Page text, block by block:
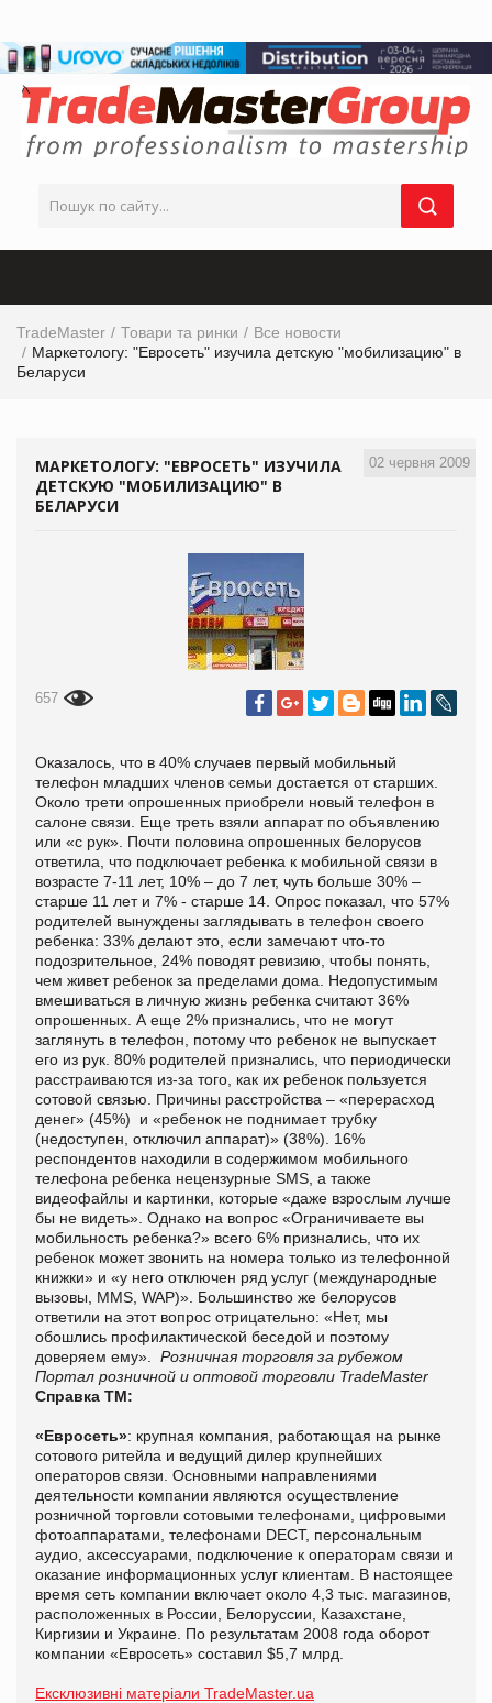
TradeMaster Товари та ринки
Все новости
Маркетологу: "Евросеть" изучила детскую "мобилизацию" в
Беларуси
02 червня 2009
МАРКЕТОЛОГУ: "ЕВРОСЕТЬ" ИЗУЧИЛА
ДЕТСКУЮ "МОБИЛИЗАЦИЮ" В
БЕЛАРУСИ
657
Оказалось, что в 40% случаев первый мобильный
телефон младших членов семьи достается от старших.
Около трети опрошенных приобрели новый телефон в
салоне связи. Еще треть взяли аппарат по объявлению
или «с рук». Почти половина опрошенных белорусов
ответила, что подключает ребенка к мобильной связи в
возрасте 7-11 лет, 10% – до 7 лет, чуть больше 30% –
старше 11 лет и 7% - старше 14. Опрос показал, что 57%
родителей вынуждены заглядывать в телефон своего
ребенка: 33% делают это, если замечают что-то
подозрительное, 24% поводят ревизию, чтобы понять,
чем живет ребенок за пределами дома. Недопустимым
вмешиваться в личную жизнь ребенка считают 36%
опрошенных. А еще 2% признались, что не могут
заглянуть в телефон, потому что ребенок не выпускает
его из рук. 80% родителей признались, что периодически
расстраиваются из-за того, как их ребенок пользуется
сотовой связью. Причины расстройства – «перерасход
денег» (45%) и «ребенок не поднимает трубку
(недоступен, отключил аппарат)» (38%). 16%
респондентов находили в содержимом мобильного
телефона ребенка нецензурные SMS, а также
видеофайлы и картинки, которые «даже взрослым лучше
бы не видеть». Однако на вопрос «Ограничиваете вы
мобильность ребенка?» всего 6% признались, что их
ребенок может звонить на номера только из телефонной
книжки» и «у него отключен ряд услуг (международные
вызовы, ММS, WAP)». Большинство же белорусов
ответили на этот вопрос отрицательно: «Нет, мы
обошлись профилактической беседой и поэтому
доверяем ему». Розничная торговля за рубежом
Портал розничной и оптовой торговли TradeMaster
Справка ТМ:
«Евросеть»: крупная компания, работающая на рынке
сотового ритейла и ведущий дилер крупнейших
операторов связи. Основными направлениями
деятельности компании являются осуществление
розничной торговли сотовыми телефонами, цифровыми
фотоаппаратами, телефонами DECT, персональным
аудио, аксессуарами, подключение к операторам связи и
оказание информационных услуг клиентам. В настоящее
время сеть компании включает около 4,3 тыс. магазинов,
расположенных в России, Белоруссии, Казахстане,
Киргизии и Украине. По результатам 2008 года оборот
компании «Евросеть» составил $5,7 млрд.
Ексклюзивні матеріали TradeMaster.ua